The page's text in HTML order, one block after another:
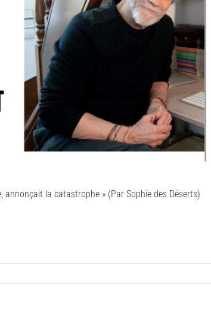
annonçait la catastrophe » (Par Sophie des Déserts)